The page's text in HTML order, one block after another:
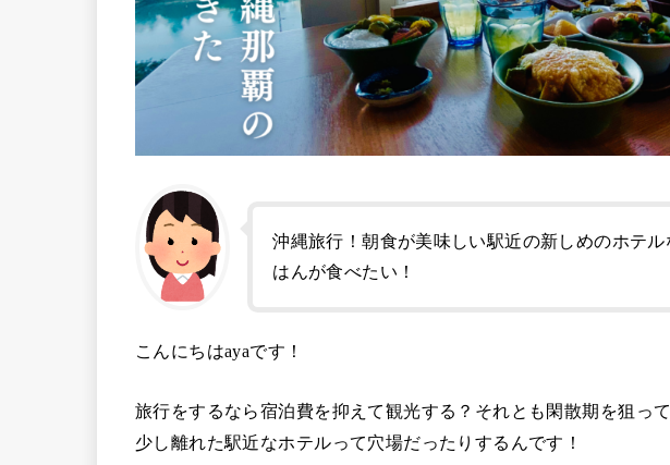
沖縄旅行！朝食が美味しい駅近の新しめのホテ
はんが食べたい！
こんにちはayaです！
旅行をするなら宿泊費を抑えて観光する？それとも閑散期を狙っ
少し離れた駅近なホテルって穴場だったりするんです！